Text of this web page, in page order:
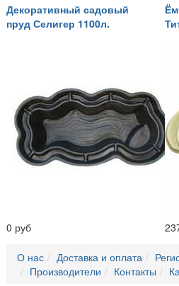
Декоративный садовый
пруд Селигер 1100л.
0 руб
О нас Доставка и оплата
Производители
Контакты